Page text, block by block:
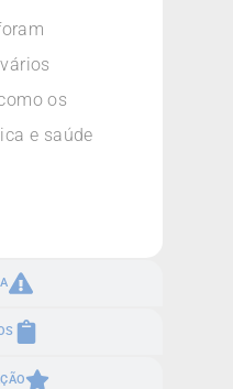
os
e saúde